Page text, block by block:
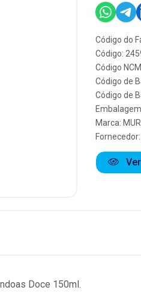
Código do
Código:
Código
Código de
Código de
Marca:
Fornecedor:
Doce 150ml.